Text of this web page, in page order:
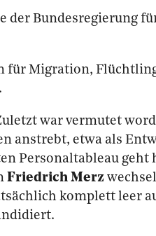
der Bundesregierung
für Migration,
war vermutet
anstrebt, etwa als
Personaltableau geht
Friedrich Merz
komplett leer